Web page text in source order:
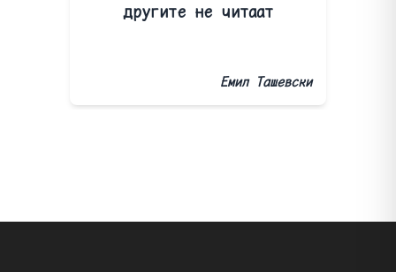
другите не читаат
Емил Ташевски